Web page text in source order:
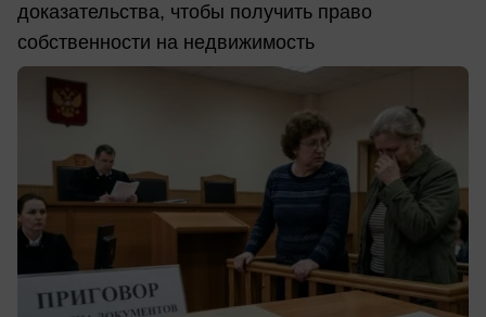
доказательства, чтобы получить право
собственности на недвижимость